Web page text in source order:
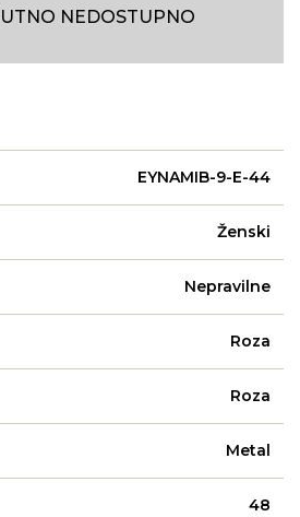
NEDOSTUPNO
EYNAMIB-9-E-44
Ženski
Nepravilne
Roza
Roza
Metal
48